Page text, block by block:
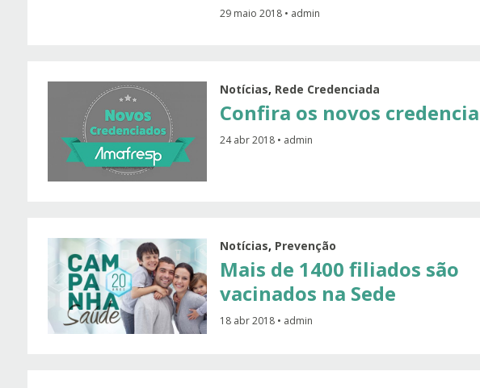
29 maio 2018 • admin
Notícias, Rede Credenciada
Confira os novos
24 abr 2018 • admin
Notícias, Prevenção
Mais de 1400 filiados são
vacinados na Sede
18 abr 2018 • admin